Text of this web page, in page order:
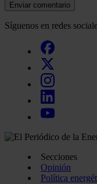
Enviar comentario
Síguenos en redes
Secciones
Opinión
Política